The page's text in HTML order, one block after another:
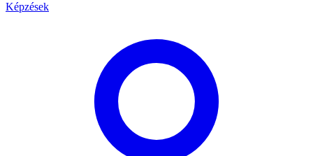
Képzések